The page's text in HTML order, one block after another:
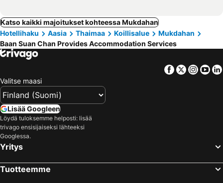
Katso kaikki majoitukset kohteessa Mukdahan
Hotellihaku
Aasia Thaimaa Koillisalue
Mukdahan
Baan Suan Chan Provides Accommodation Services
Facebook
Twitter
Valitse maasi
Lisää Googleen
Löydä tuloksemme helposti: lisää
trivago ensisijaiseksi lähteeksi
Googlessa.
Yritys
Tuotteemme